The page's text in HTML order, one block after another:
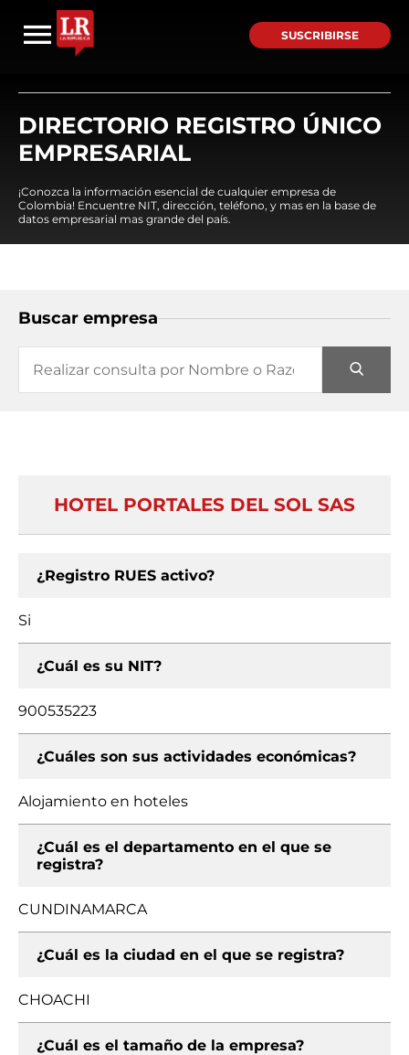
SUSCRIBIRSE
DIRECTORIO REGISTRO ÚNICO
EMPRESARIAL
¡Conozca la información esencial de cualquier empresa de
Colombia! Encuentre NIT, dirección, teléfono, y mas en la base de
datos empresarial mas grande del país.
Buscar empresa
HOTEL PORTALES DEL SOL SAS
¿Registro RUES activo?
Si
¿Cuál es su NIT?
900535223
¿Cuáles son sus actividades económicas?
Alojamiento en hoteles
¿Cuál es el departamento en el que se
registra?
CUNDINAMARCA
¿Cuál es la ciudad en el que se registra?
CHOACHI
¿Cuál es el tamaño de la empresa?